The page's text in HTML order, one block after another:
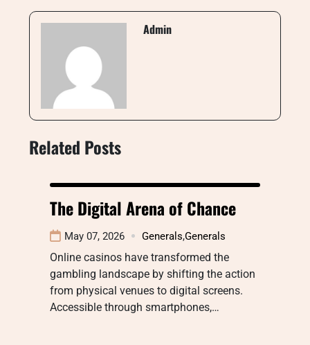
Admin
Related Posts
The Digital Arena of Chance
May 07, 2026 Generals,Generals
Online casinos have transformed the
gambling landscape by shifting the action
from physical venues to digital screens.
Accessible through smartphones,…